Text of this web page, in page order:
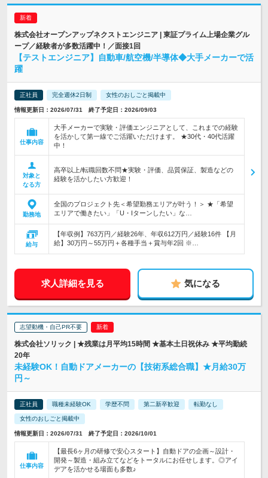
株式会社オープンアップネクストエンジニア | 東証プライム上場企業グル
ープ／経験者が多数活躍中！／面接1回
【テストエンジニア】自動車/航空機/半導体◆大手メーカーで活
躍
正社員 完全週休2日制 女性のおしごと掲載中
情報更新日：2026/07/31 終了予定日：2026/09/03
仕事内容
大手メーカーで実験・評価エンジニアとして、これまでの経験
を活かして第一線でご活躍いただけます。 ★30代・40代活躍
中！
対象と
なる方
高卒以上/転職回数不問★実験・評価、品質保証、製造などの
経験を活かしたい方歓迎！
勤務地
全国のプロジェクト先＜希望勤務エリアが叶う！＞ ★「希望
エリアで働きたい」「U・Iターンしたい」な…
給与
【年収例】763万円／経験26年、年収612万円／経験16件 【月
給】30万円～55万円＋各種手当＋賞与年2回 ※…
求人詳細を見る 気になる
志望動機・自己PR不要
株式会社ソリック | ★残業は月平均15時間 ★基本土日祝休み ★平均勤続
20年
未経験OK！自動ドアメーカーの【技術系総合職】★月給30万
円～
正社員 職種未経験OK 学歴不問 第二新卒歓迎 転勤なし
女性のおしごと掲載中
情報更新日：2026/07/31 終了予定日：2026/10/01
仕事内容
【最長6ヶ月の研修で安心スタート】自動ドアの企画～設計・
開発～製造・組み立てなどをトータルにお任せします。◎アイ
デアを活かせる場面も多数♪